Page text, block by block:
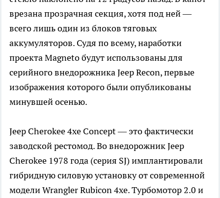
врезана прозрачная секция, хотя под ней —
всего лишь один из блоков тяговых
аккумуляторов. Судя по всему, наработки
проекта Magneto будут использованы для
серийного внедорожника Jeep Recon, первые
изображения которого были опубликованы
минувшей осенью.
Jeep Cherokee 4xe Concept — это фактически
заводской рестомод. Во внедорожник Jeep
Cherokee 1978 года (серия SJ) имплантировали
гибридную силовую установку от современной
модели Wrangler Rubicon 4xe. Турбомотор 2.0 и